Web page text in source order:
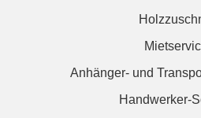
Anhänger- und
Handwerker-